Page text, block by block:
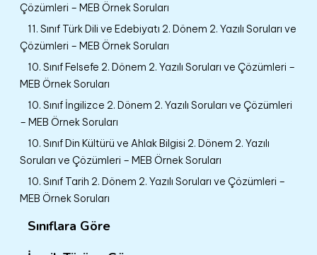
Çözümleri – MEB Örnek Soruları
11. Sınıf Türk Dili ve Edebiyatı 2. Dönem 2. Yazılı Soruları ve
Çözümleri – MEB Örnek Soruları
10. Sınıf Felsefe 2. Dönem 2. Yazılı Soruları ve Çözümleri –
MEB Örnek Soruları
10. Sınıf İngilizce 2. Dönem 2. Yazılı Soruları ve Çözümleri
– MEB Örnek Soruları
10. Sınıf Din Kültürü ve Ahlak Bilgisi 2. Dönem 2. Yazılı
Soruları ve Çözümleri – MEB Örnek Soruları
10. Sınıf Tarih 2. Dönem 2. Yazılı Soruları ve Çözümleri –
MEB Örnek Soruları
Sınıflara Göre